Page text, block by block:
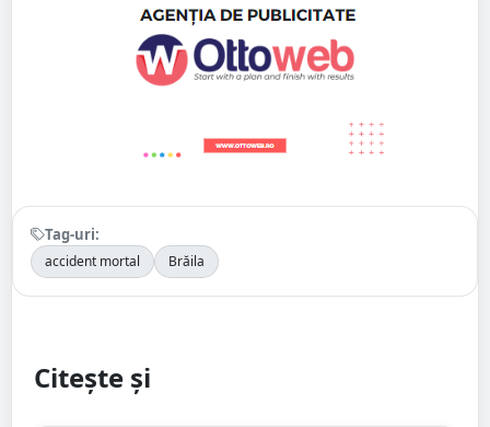
Tag-uri:
accident mortal Brăila
Citește și